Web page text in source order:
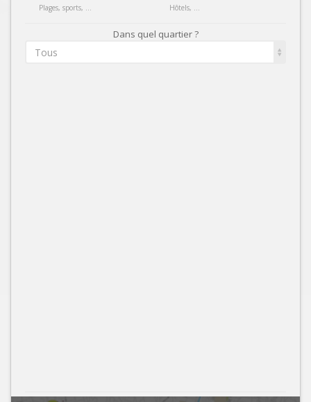
Plages, sports, ... Hôtels, ...
Dans quel quartier ?
Tous